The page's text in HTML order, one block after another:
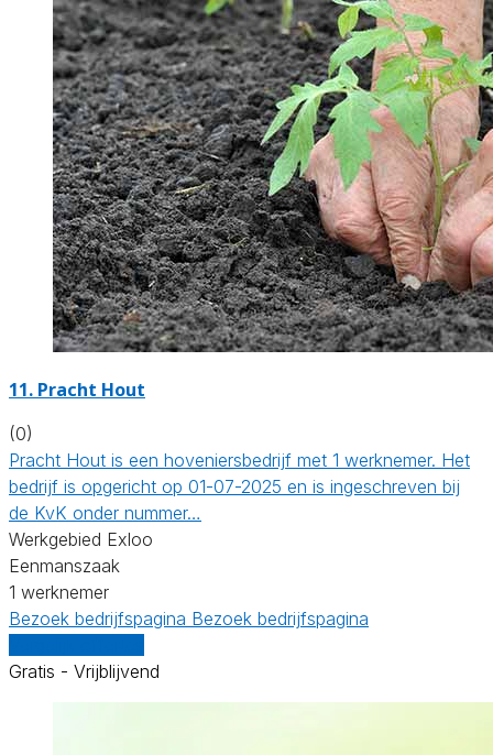
11. Pracht Hout
(0)
Pracht Hout is een hoveniersbedrijf met 1 werknemer. Het
bedrijf is opgericht op 01-07-2025 en is ingeschreven bij
de KvK onder nummer…
Werkgebied Exloo
Eenmanszaak
1 werknemer
Bezoek bedrijfspagina Bezoek bedrijfspagina
Gratis - Vrijblijvend